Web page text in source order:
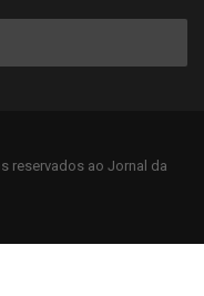
reservados ao Jornal da